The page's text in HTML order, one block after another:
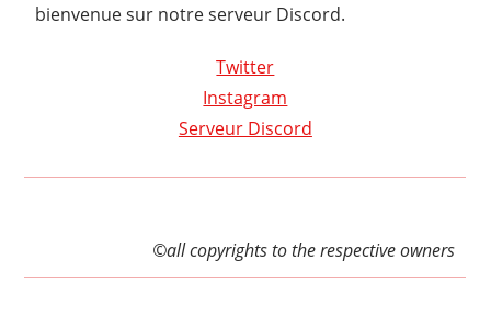
bienvenue sur notre serveur Discord.
Twitter
Instagram
Serveur Discord
©all copyrights to the respective owners